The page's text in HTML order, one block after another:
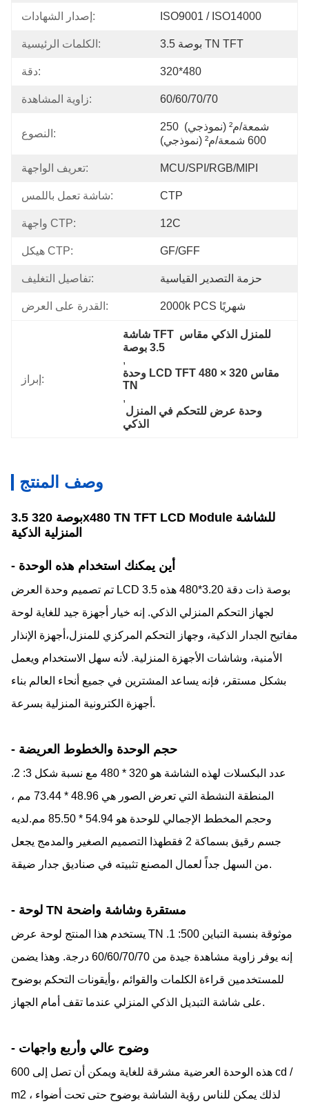
إصدار الشهادات: ISO9001 / ISO14000
الكلمات الرئيسية: 3.5 بوصة TN TFT
دقة: 320*480
زاوية المشاهدة: 60/60/70/70
النصوع:
250 شمعة/م² (نموذجي)
600 شمعة/م² (نموذجي)
تعريف الواجهة: MCU/SPI/RGB/MIPI
شاشة تعمل باللمس: CTP
واجهة CTP: 12C
هيكل CTP: GF/GFF
تفاصيل التغليف: حزمة التصدير القياسية
القدرة على العرض: 2000k PCS شهريًا
إبراز:
شاشة TFT للمنزل الذكي مقاس
3.5 بوصة
,
وحدة LCD TFT مقاس 320 × 480
TN
,
الذكي
وصف المنتج
3.5 بوصة 320x480 TN TFT LCD Module للشاشة
المنزلية الذكية
- أين يمكنك استخدام هذه الوحدة
تم تصميم وحدة العرض LCD 3.5 بوصة ذات دقة 3.20*480 هذه
لجهاز التحكم المنزلي الذكي. إنه خيار أجهزة جيد للغاية لوحة
مفاتيح الجدار الذكية، وجهاز التحكم المركزي للمنزل،أجهزة الإنذار
الأمنية، وشاشات الأجهزة المنزلية. لأنه سهل الاستخدام ويعمل
بشكل مستقر، فإنه يساعد المشترين في جميع أنحاء العالم بناء
أجهزة الكترونية المنزلية بسرعة.
- حجم الوحدة والخطوط العريضة
عدد البكسلات لهذه الشاشة هو 320 * 480 مع نسبة شكل 3: 2.
المنطقة النشطة التي تعرض الصور هي 48.96 * 73.44 مم ،
وحجم المخطط الإجمالي للوحدة هو 54.94 * 85.50 مم.لديه
جسم رقيق بسماكة 2 فقطهذا التصميم الصغير والمدمج يجعل
من السهل جداً لعمال المصنع تثبيته في صناديق جدار ضيقة.
- لوحة TN مستقرة وشاشة واضحة
يستخدم هذا المنتج لوحة عرض TN موثوقة بنسبة التباين 500: 1.
إنه يوفر زاوية مشاهدة جيدة من 60/60/70/70 درجة. وهذا يضمن
للمستخدمين قراءة الكلمات والقوائم ،وأيقونات التحكم بوضوح
على شاشة التبديل الذكي المنزلي عندما تقف أمام الجهاز.
- وضوح عالي وأربع واجهات
هذه الوحدة العرضية مشرقة للغاية ويمكن أن تصل إلى 600 cd /
m2 ، لذلك يمكن للناس رؤية الشاشة بوضوح حتى تحت أضواء